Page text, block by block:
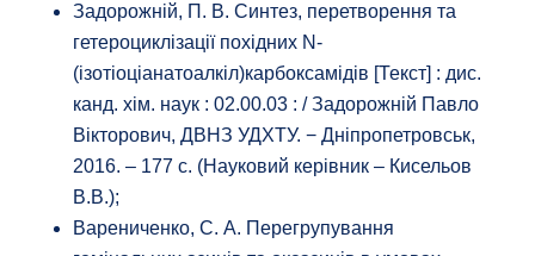
Задорожній, П. В. Синтез, перетворення та
гетероциклізації похідних N-
(ізотіоціанатоалкіл)карбоксамідів [Текст] : дис.
канд. хім. наук : 02.00.03 : / Задорожній Павло
Вікторович, ДВНЗ УДХТУ. − Дніпропетровськ,
2016. – 177 с. (Науковий керівник – Кисельов
В.В.);
Варениченко, С. А. Перегрупування